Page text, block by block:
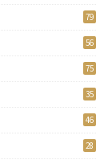
79
56
75
35
46
28